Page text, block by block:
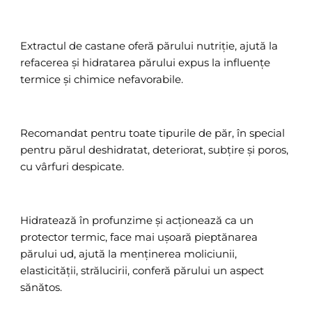
Extractul de castane oferă părului nutriție, ajută la
refacerea și hidratarea părului expus la influențe
termice și chimice nefavorabile.
Recomandat pentru toate tipurile de păr, în special
pentru părul deshidratat, deteriorat, subțire și poros,
cu vârfuri despicate.
Hidratează în profunzime și acționează ca un
protector termic, face mai ușoară pieptănarea
părului ud, ajută la menținerea moliciunii,
elasticității, strălucirii, conferă părului un aspect
sănătos.